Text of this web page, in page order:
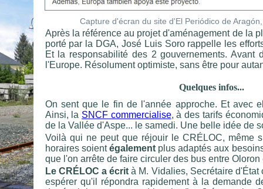
Capture d'écran du site d'El Periódico de
Après la référence au projet d'aménagement de la
porté par la DGA, José Luis Soro rappelle les
Et la responsabilité des 2 gouvernements. Avant
l'Europe. Résolument optimiste, sans être pour
Quelques infos...
On sent que le fin de l'année approche. Et avec
Ainsi, la SNCF commercialise, à des tarifs
de la Vallée d'Aspe... le samedi. Une belle idée de
Voilà qui ne peut que réjouir le CRÉLOC, même
horaires soientégalementplus adaptés aux
que l'on arrête de faire circuler des bus entre Oloron
Le CRÉLOC a écrit à M. Vidalies, Secrétaire d'État
espérer qu'il répondra rapidement à la demande